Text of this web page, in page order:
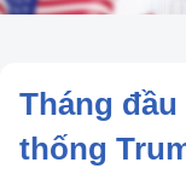
Tháng
thống